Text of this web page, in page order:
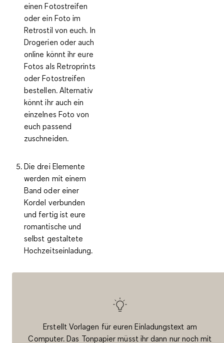
einen Fotostreifen
oder ein Foto im
Retrostil von euch. In
Drogerien oder auch
online könnt ihr eure
Fotos als Retroprints
oder Fotostreifen
bestellen. Alternativ
könnt ihr auch ein
einzelnes Foto von
euch passend
zuschneiden.
Die drei Elemente
werden mit einem
Band oder einer
Kordel verbunden
und fertig ist eure
romantische und
selbst gestaltete
Hochzeitseinladung.
Erstellt Vorlagen für euren Einladungstext am
Computer. Das Tonpapier müsst ihr dann nur noch mit